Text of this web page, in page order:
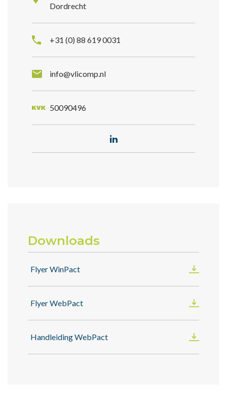
Dordrecht
+31 (0) 88 619 0031
info@vlicomp.nl
50090496
Downloads
Flyer WinPact
Flyer WebPact
Handleiding WebPact